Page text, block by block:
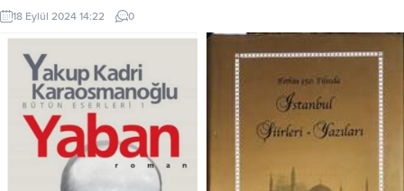
mı güzel, Zalim kaderin
yumruklarına, oklarına, Yoksa
yeter! demesi mi? Ölmek, uyumak
sadece! Düşünün ki uyumakla
yalnız Bitebilir bütün acıları yüreğin,
Çektiği bütün kahırlar
insanoğlunun.” Dahi yazar William
Shakespeare’i...
18 Eylül 2024 14:22 0